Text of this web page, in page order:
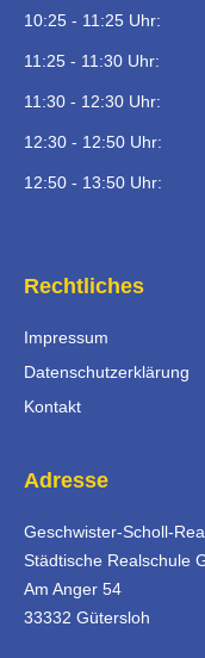
10:25 - 11:25 Uhr:
11:25 - 11:30 Uhr:
11:30 - 12:30 Uhr:
12:30 - 12:50 Uhr:
12:50 - 13:50 Uhr:
Rechtliches
Impressum
Datenschutzerklärung
Kontakt
Adresse
Geschwister-Scholl-
Städtische Realschule
Am Anger 54
33332 Gütersloh